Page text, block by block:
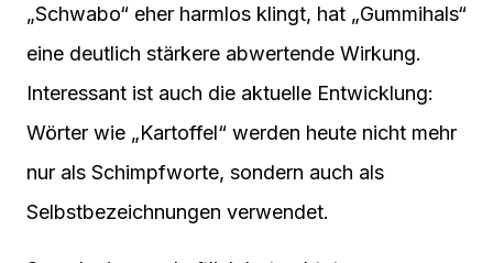
„Schwabo“ eher harmlos klingt, hat „Gummihals“
eine deutlich stärkere abwertende Wirkung.
Interessant ist auch die aktuelle Entwicklung:
Wörter wie „Kartoffel“ werden heute nicht mehr
nur als Schimpfworte, sondern auch als
Selbstbezeichnungen verwendet.